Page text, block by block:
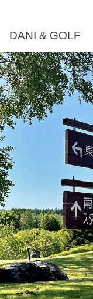
DANI & GOLF